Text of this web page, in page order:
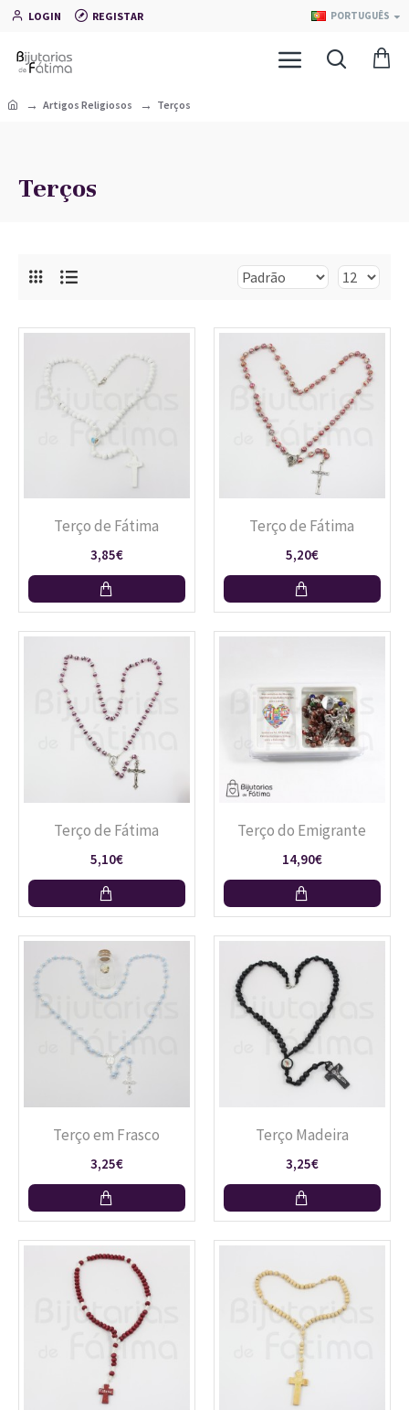
LOGIN REGISTAR PORTUGUÊS
Artigos Religiosos Terços
Terços
Terço de Fátima
3,85€
Terço de Fátima
5,20€
Terço de Fátima
5,10€
Terço do Emigrante
14,90€
Terço em Frasco
3,25€
Terço Madeira
3,25€